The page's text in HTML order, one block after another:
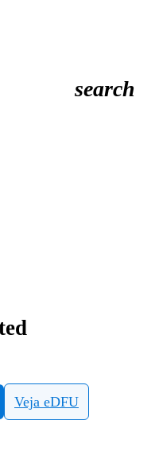
search
Veja eDFU